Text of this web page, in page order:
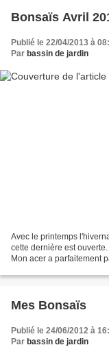
Bonsaïs Avril
Publié le 22/04/2013 à
Par bassin de jardin
Avec le printemps
cette dernière est
Mon acer a parfaitement
Mes Bonsaïs
Publié le 24/06/2012 à
Par bassin de jardin